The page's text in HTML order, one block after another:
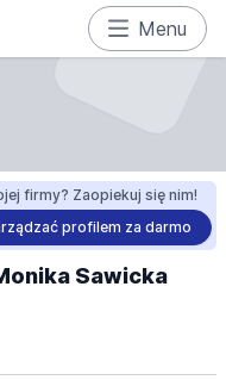
Menu
firmy? Zaopiekuj się nim!
profilem za darmo
Sawicka